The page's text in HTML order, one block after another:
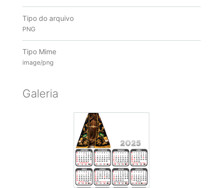
Tipo do arquivo
PNG
Tipo Mime
image/png
Galeria